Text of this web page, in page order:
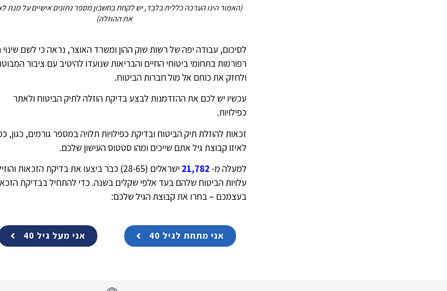
(האמור הינו הערכה כללית בלבד, יש לקחת בחשבון מספר נתונים אישיים על מנת
את ההוזלה)
לסיכום, עבודה יפה של רשות שוק ההון ומשרד האוצר, נראה כי לשם שינוי
רפורמות בתחומי ביטוחי החיים והבריאות שנועדו להיטיב עם ציבור
ולחזק את כוחם אל מול חברות הביטוח.
עכשיו יש לכם את ההזדמנות לבצע בדיקת הוזלה לתיק הביטוח ולאתר
כפילויות.
זכאות להוזלת תיק הביטוח ובדיקת כפילויות תלויה במספר גורמים, כגון,
לאיזו קבוצת גיל אתם שייכים ומהו סטטוס העישון שלכם.
למעלה מ-
ישראלים (28-65) כבר ביצעו את בדיקת הזכאות
עלויות הביטוח שלהם בעד אלפי שקלים בשנה. כדי להתחיל בבדיקת
בעצמכם – בחרו את קבוצת הגיל שלכם:
אני מתחת לגיל 40 אני מעל גיל 40